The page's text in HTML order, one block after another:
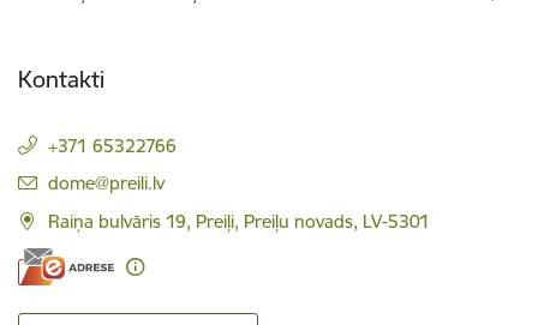
Kontakti
+371 65322766
E-pasts:
dome@preili.lv
Raiņa bulvāris 19, Preiļi, Preiļu novads, LV-5301